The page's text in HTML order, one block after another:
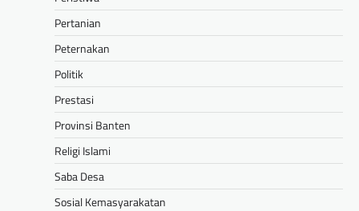
Pertanian
Peternakan
Politik
Prestasi
Provinsi Banten
Religi Islami
Saba Desa
Sosial Kemasyarakatan